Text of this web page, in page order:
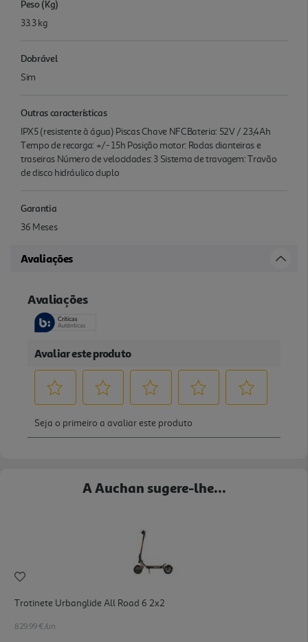
Peso (Kg)
33.3 kg
Dobrável
Sim
Outras características
IPX5 (resistente à água) Piscas Chave NFCBateria: 52V / 23,4Ah
Tempo de recarga: +/- 15h Posição motor: Rodas dianteiras e
traseiras Número de velocidades: 3 Sistema de travagem: Travão
de disco hidráulico duplo
Garantia
36 Meses
Avaliações
A Auchan sugere-lhe...
Trotinete Urbanglide All Road 6 2x2
829.99 €/un